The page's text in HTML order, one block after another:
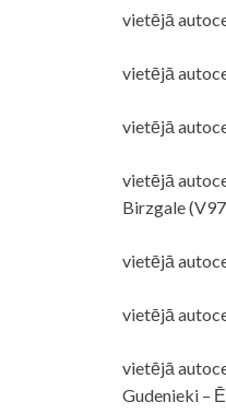
vietējā
vietējā
vietējā
vietējā
Birzgale
vietējā
vietējā
vietējā
Gudenieki –